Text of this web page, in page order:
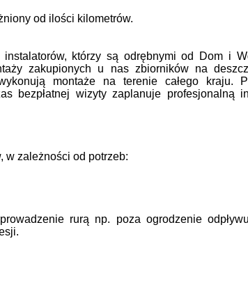
od ilości kilometrów.
którzy są odrębnymi od Dom i
zakupionych u nas zbiorników na
montaże na terenie całego kraju.
bezpłatnej wizyty zaplanuje profesjonalną
w zależności od potrzeb:
rurą np. poza ogrodzenie